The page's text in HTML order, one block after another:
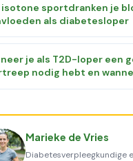
isotone sportdranken je
als diabetesloper
je als T2D-loper een
nodig hebt en
Marieke de Vries
Diabetesverpleegkundige